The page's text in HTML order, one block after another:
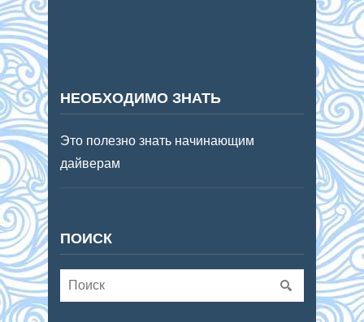
НЕОБХОДИМО ЗНАТЬ
Это полезно знать начинающим
дайверам
ПОИСК